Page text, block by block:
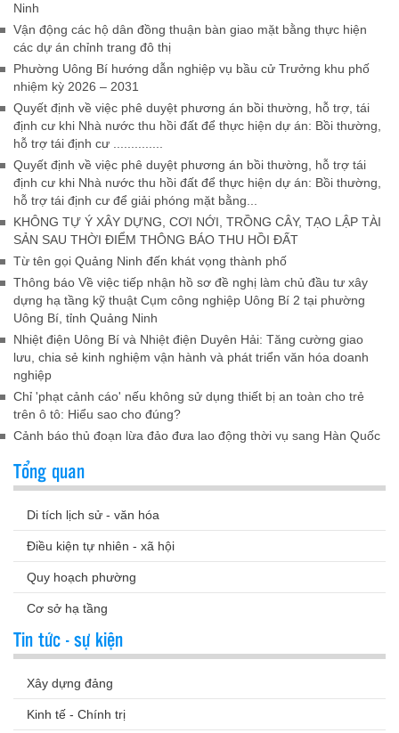
Ninh
Vận động các hộ dân đồng thuận bàn giao mặt bằng thực hiện
các dự án chỉnh trang đô thị
Phường Uông Bí hướng dẫn nghiệp vụ bầu cử Trưởng khu phố
nhiệm kỳ 2026 – 2031
Quyết định về việc phê duyệt phương án bồi thường, hỗ trợ, tái
định cư khi Nhà nước thu hồi đất để thực hiện dự án: Bồi thường,
hỗ trợ tái định cư ..............
Quyết định về việc phê duyệt phương án bồi thường, hỗ trợ tái
định cư khi Nhà nước thu hồi đất để thực hiện dự án: Bồi thường,
hỗ trợ tái định cư để giải phóng mặt bằng...
KHÔNG TỰ Ý XÂY DỰNG, CƠI NỚI, TRỒNG CÂY, TẠO LẬP TÀI
SẢN SAU THỜI ĐIỂM THÔNG BÁO THU HỒI ĐẤT
Từ tên gọi Quảng Ninh đến khát vọng thành phố
Thông báo Về việc tiếp nhận hồ sơ đề nghị làm chủ đầu tư xây
dựng hạ tầng kỹ thuật Cụm công nghiệp Uông Bí 2 tại phường
Uông Bí, tỉnh Quảng Ninh
Nhiệt điện Uông Bí và Nhiệt điện Duyên Hải: Tăng cường giao
lưu, chia sẻ kinh nghiệm vận hành và phát triển văn hóa doanh
nghiệp
Chỉ 'phạt cảnh cáo' nếu không sử dụng thiết bị an toàn cho trẻ
trên ô tô: Hiểu sao cho đúng?
Cảnh báo thủ đoạn lừa đảo đưa lao động thời vụ sang Hàn Quốc
Tổng quan
Di tích lịch sử - văn hóa
Điều kiện tự nhiên - xã hội
Quy hoạch phường
Cơ sở hạ tầng
Tin tức - sự kiện
Xây dựng đảng
Kinh tế - Chính trị